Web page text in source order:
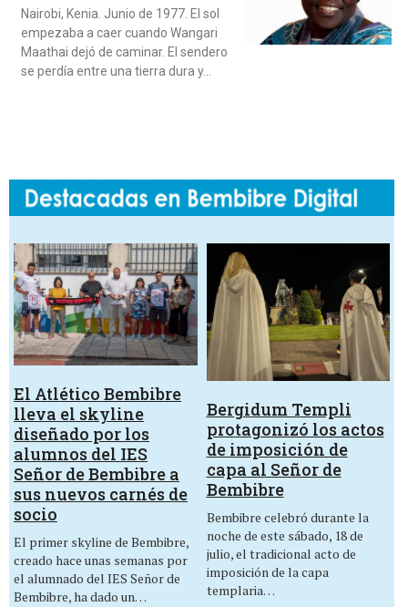
Nairobi, Kenia. Junio de 1977. El sol
empezaba a caer cuando Wangari
Maathai dejó de caminar. El sendero
se perdía entre una tierra dura y…
El Atlético Bembibre
lleva el skyline
diseñado por los
alumnos del IES
Señor de Bembibre a
sus nuevos carnés de
socio
El primer skyline de Bembibre,
creado hace unas semanas por
el alumnado del IES Señor de
Bembibre, ha dado un…
Bergidum Templi
protagonizó los actos
de imposición de
capa al Señor de
Bembibre
Bembibre celebró durante la
noche de este sábado, 18 de
julio, el tradicional acto de
imposición de la capa
templaria…